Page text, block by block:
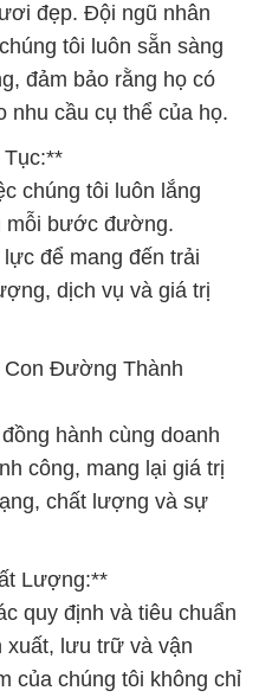
đẹp. Đội ngũ nhân
tôi luôn sẵn sàng
đảm bảo rằng họ có
nhu cầu cụ thể của họ.
chúng tôi luôn lắng
mỗi bước đường.
để mang đến trải
dịch vụ và giá trị
Đường Thành
hành cùng doanh
công, mang lại giá trị
chất lượng và sự
Lượng:**
quy định và tiêu chuẩn
xuất, lưu trữ và vận
của chúng tôi không chỉ